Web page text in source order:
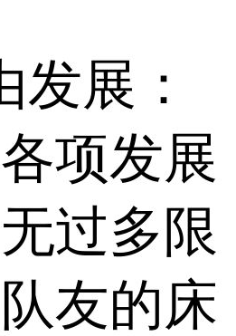
发展：
项发展
过多限
友的床